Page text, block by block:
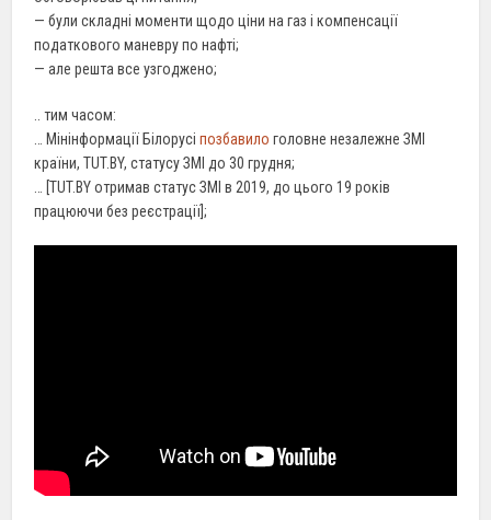
— були складні моменти щодо ціни на газ і компенсації
податкового маневру по нафті;
— але решта все узгоджено;
.. тим часом:
… Мінінформації Білорусіпозбавило головне незалежне ЗМІ
країни, TUT.BY, статусу ЗМІ до 30 грудня;
… [TUT.BY отримав статус ЗМІ в 2019, до цього 19 років
працюючи без реєстрації];